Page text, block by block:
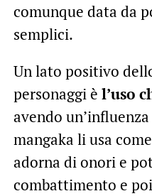
comunque data da
semplici.
Un lato positivo
personaggi è l’uso
avendo
mangaka li usa
adorna di onori e
combattimento e